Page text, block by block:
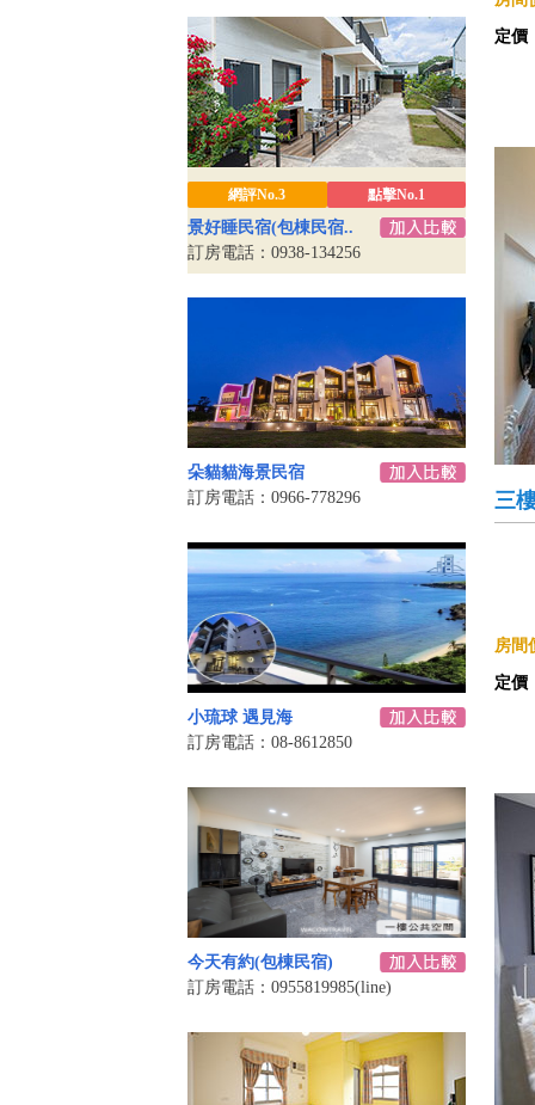
網評No.3 點擊No.1
景好睡民宿(包棟民宿..
訂房電話：0938-134256
朵貓貓海景民宿
訂房電話：0966-778296
小琉球 遇見海
訂房電話：08-8612850
今天有約(包棟民宿)
訂房電話：0955819985(line)
定價
三
房間
定價